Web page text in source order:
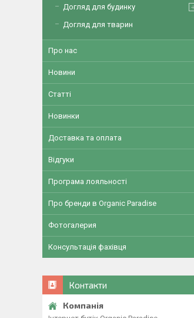
Догляд для будинку
Догляд для тварин
Про нас
Новини
Статті
Новинки
Доставка та оплата
Відгуки
Програма лояльності
Про бренди в Organic Paradise
Фотогалерия
Консультація фахівця
Контакти